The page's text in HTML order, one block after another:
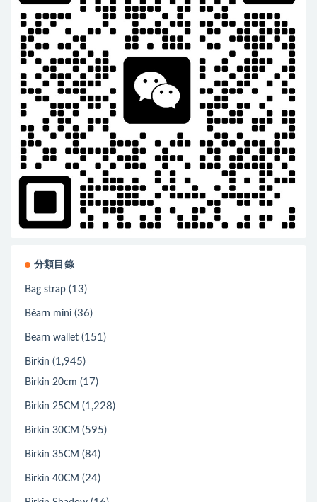
分類目錄
Bag strap (13)
Béarn mini (36)
Bearn wallet (151)
Birkin (1,945)
Birkin 20cm (17)
Birkin 25CM (1,228)
Birkin 30CM (595)
Birkin 35CM (84)
Birkin 40CM (24)